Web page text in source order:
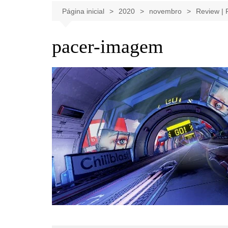
Celebridades
Música
Notícias
Clássicos
Livros
Página inicial 2020 novembro Review |
pacer-imagem